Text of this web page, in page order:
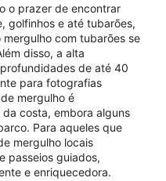
o prazer de encontrar
golfinhos e até tubarões,
com tubarões se
disso, a alta
de até 40
para fotografias
mergulho é
costa, embora alguns
Para aqueles que
mergulho locais
passeios guiados,
e enriquecedora.